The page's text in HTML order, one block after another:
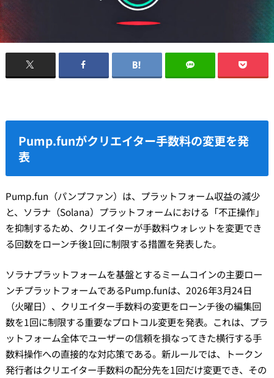
Pump.funがクリエイター手数料の変更を発
表
Pump.fun（パンプファン）は、プラットフォーム収益の減少
と、ソラナ（Solana）プラットフォームにおける「不正操作」
を抑制するため、クリエイターが手数料ウォレットを変更でき
る回数をローンチ後1回に制限する措置を発表した。
ソラナプラットフォームを基盤とするミームコインの主要ロー
ンチプラットフォームであるPump.funは、2026年3月24日
（火曜日）、クリエイター手数料の変更をローンチ後の編集回
数を1回に制限する重要なプロトコル変更を発表。これは、プラ
ットフォーム全体でユーザーの信頼を損なってきた横行する手
数料操作への直接的な対応策である。新ルールでは、トークン
発行者はクリエイター手数料の配分先を1回だけ変更でき、その